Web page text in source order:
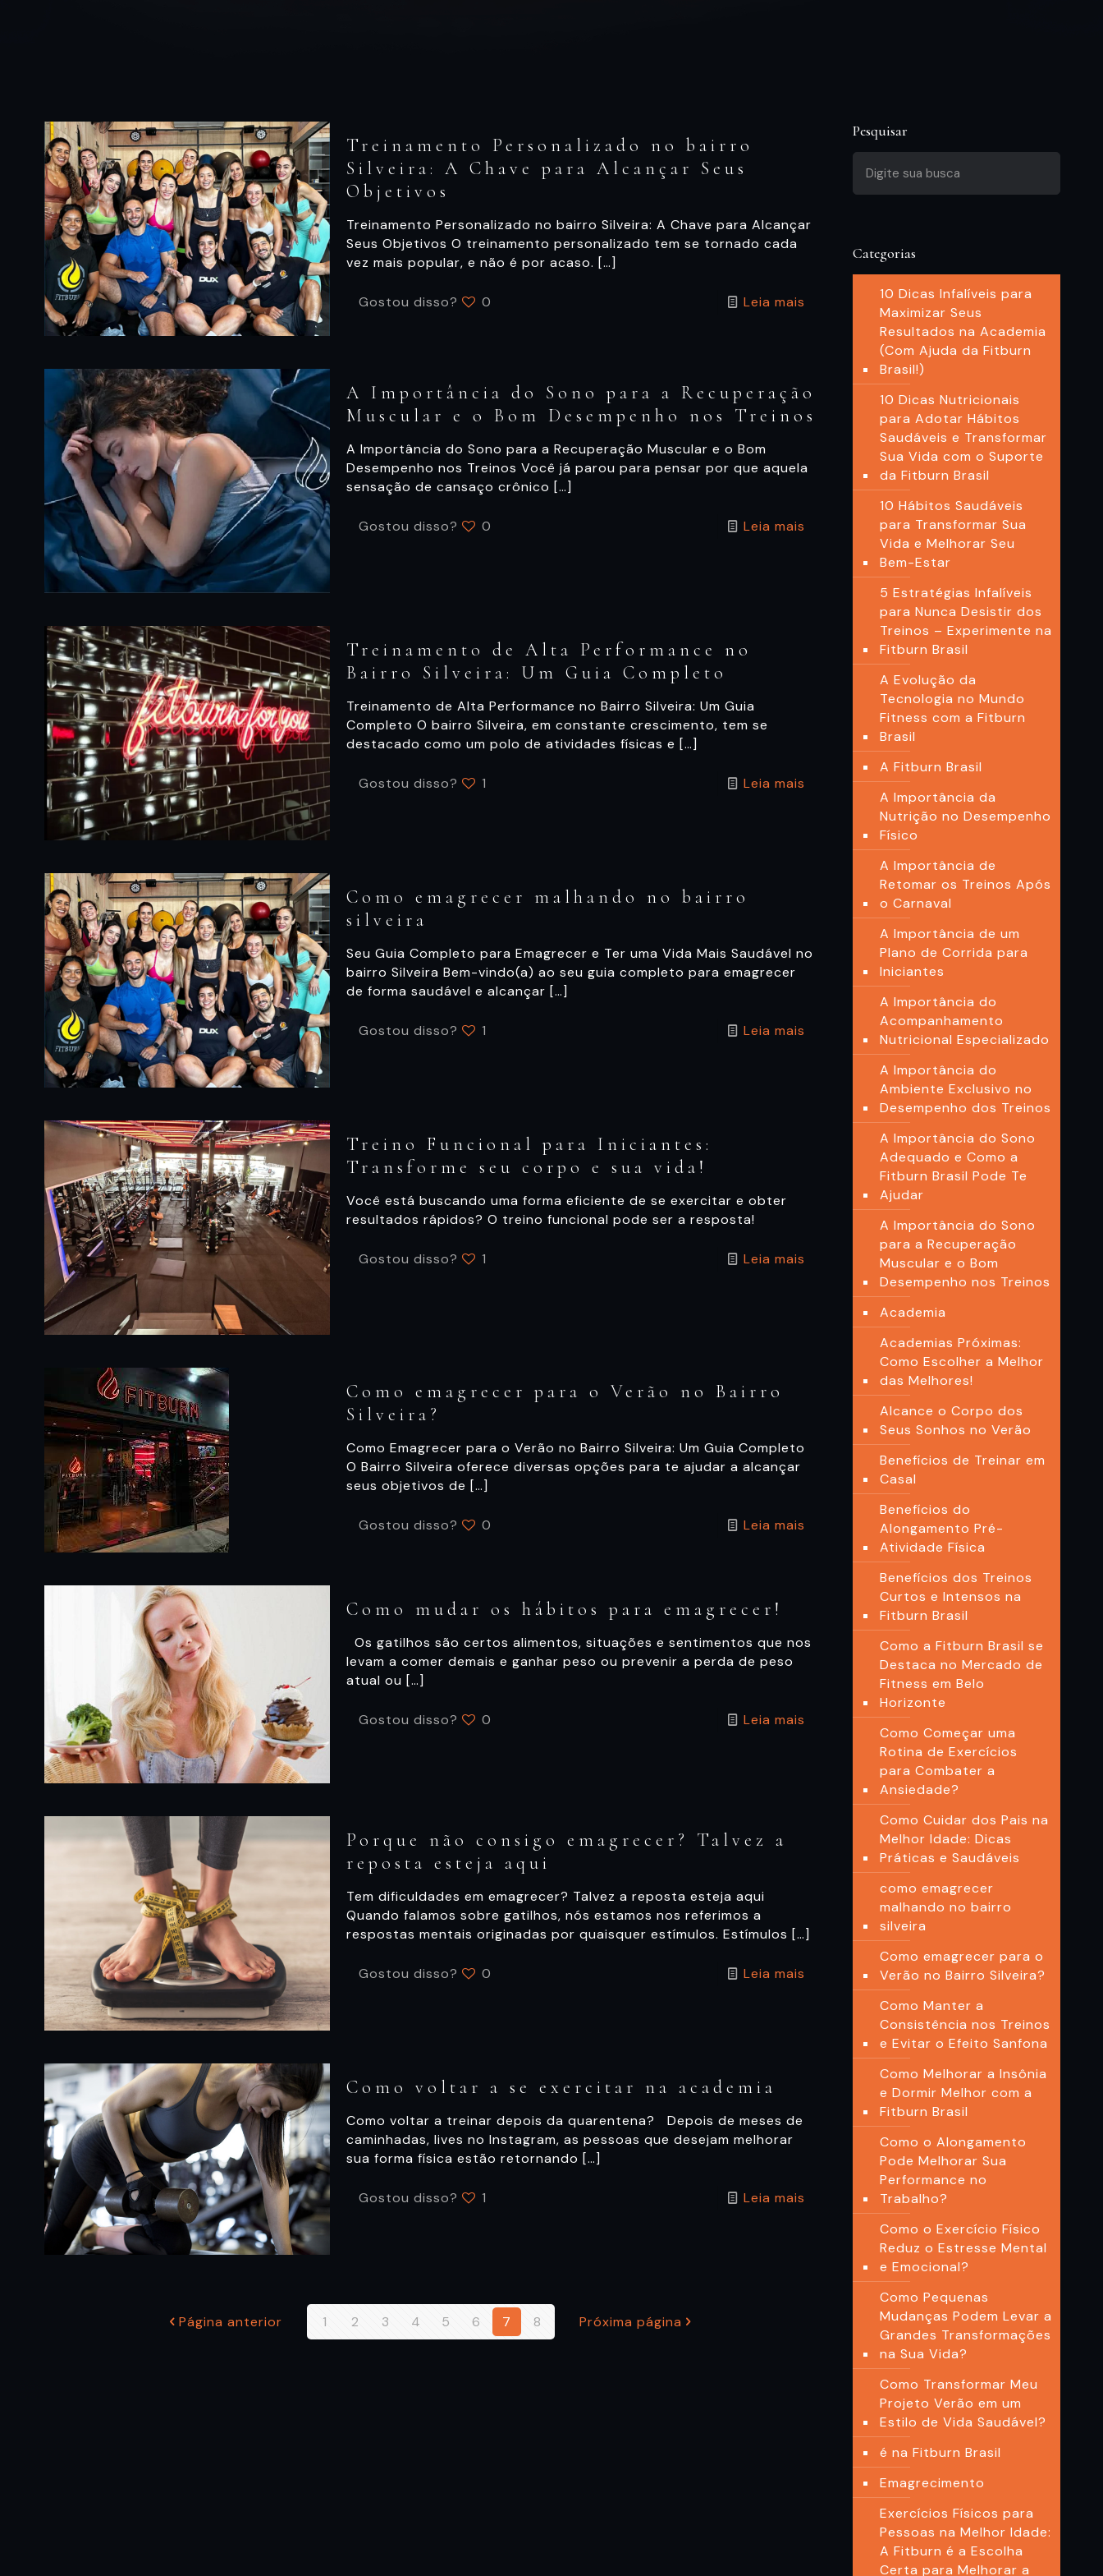
Treinamento Personalizado no bairro
Silveira: A Chave para Alcançar Seus
Objetivos
Treinamento Personalizado no bairro Silveira: A Chave para Alcançar
Seus Objetivos O treinamento personalizado tem se tornado cada
vez mais popular, e não é por acaso. […]
Gostou disso? 0 Leia mais
A Importância do Sono para a Recuperação
Muscular e o Bom Desempenho nos Treinos
A Importância do Sono para a Recuperação Muscular e o Bom
Desempenho nos Treinos Você já parou para pensar por que aquela
sensação de cansaço crônico […]
Gostou disso? 0 Leia mais
Treinamento de Alta Performance no
Bairro Silveira: Um Guia Completo
Treinamento de Alta Performance no Bairro Silveira: Um Guia
Completo O bairro Silveira, em constante crescimento, tem se
destacado como um polo de atividades físicas e […]
Gostou disso? 1 Leia mais
Como emagrecer malhando no bairro
silveira
Seu Guia Completo para Emagrecer e Ter uma Vida Mais Saudável no
bairro Silveira Bem-vindo(a) ao seu guia completo para emagrecer
de forma saudável e alcançar […]
Gostou disso? 1 Leia mais
Treino Funcional para Iniciantes:
Transforme seu corpo e sua vida!
Você está buscando uma forma eficiente de se exercitar e obter
resultados rápidos? O treino funcional pode ser a resposta!
Gostou disso? 1 Leia mais
Como emagrecer para o Verão no Bairro
Silveira?
Como Emagrecer para o Verão no Bairro Silveira: Um Guia Completo
O Bairro Silveira oferece diversas opções para te ajudar a alcançar
seus objetivos de […]
Gostou disso? 0 Leia mais
Como mudar os hábitos para emagrecer!
Os gatilhos são certos alimentos, situações e sentimentos que nos
levam a comer demais e ganhar peso ou prevenir a perda de peso
atual ou […]
Gostou disso? 0 Leia mais
Porque não consigo emagrecer? Talvez a
reposta esteja aqui
Tem dificuldades em emagrecer? Talvez a reposta esteja aqui
Quando falamos sobre gatilhos, nós estamos nos referimos a
respostas mentais originadas por quaisquer estímulos. Estímulos […]
Gostou disso? 0 Leia mais
Como voltar a se exercitar na academia
Como voltar a treinar depois da quarentena? Depois de meses de
caminhadas, lives no Instagram, as pessoas que desejam melhorar
sua forma física estão retornando […]
Gostou disso? 1 Leia mais
Página anterior 1 2 3 4 5 6 7 8 Próxima página
Pesquisar
Categorias
10 Dicas Infalíveis para
Maximizar Seus
Resultados na Academia
(Com Ajuda da Fitburn
Brasil!)
10 Dicas Nutricionais
para Adotar Hábitos
Saudáveis e Transformar
Sua Vida com o Suporte
da Fitburn Brasil
10 Hábitos Saudáveis
para Transformar Sua
Vida e Melhorar Seu
Bem-Estar
5 Estratégias Infalíveis
para Nunca Desistir dos
Treinos – Experimente na
Fitburn Brasil
A Evolução da
Tecnologia no Mundo
Fitness com a Fitburn
Brasil
A Fitburn Brasil
A Importância da
Nutrição no Desempenho
Físico
A Importância de
Retomar os Treinos Após
o Carnaval
A Importância de um
Plano de Corrida para
Iniciantes
A Importância do
Acompanhamento
Nutricional Especializado
A Importância do
Ambiente Exclusivo no
Desempenho dos Treinos
A Importância do Sono
Adequado e Como a
Fitburn Brasil Pode Te
Ajudar
A Importância do Sono
para a Recuperação
Muscular e o Bom
Desempenho nos Treinos
Academia
Academias Próximas:
Como Escolher a Melhor
das Melhores!
Alcance o Corpo dos
Seus Sonhos no Verão
Benefícios de Treinar em
Casal
Benefícios do
Alongamento Pré-
Atividade Física
Benefícios dos Treinos
Curtos e Intensos na
Fitburn Brasil
Como a Fitburn Brasil se
Destaca no Mercado de
Fitness em Belo
Horizonte
Como Começar uma
Rotina de Exercícios
para Combater a
Ansiedade?
Como Cuidar dos Pais na
Melhor Idade: Dicas
Práticas e Saudáveis
como emagrecer
malhando no bairro
silveira
Como emagrecer para o
Verão no Bairro Silveira?
Como Manter a
Consistência nos Treinos
e Evitar o Efeito Sanfona
Como Melhorar a Insônia
e Dormir Melhor com a
Fitburn Brasil
Como o Alongamento
Pode Melhorar Sua
Performance no
Trabalho?
Como o Exercício Físico
Reduz o Estresse Mental
e Emocional?
Como Pequenas
Mudanças Podem Levar a
Grandes Transformações
na Sua Vida?
Como Transformar Meu
Projeto Verão em um
Estilo de Vida Saudável?
é na Fitburn Brasil
Emagrecimento
Exercícios Físicos para
Pessoas na Melhor Idade:
A Fitburn é a Escolha
Certa para Melhorar a